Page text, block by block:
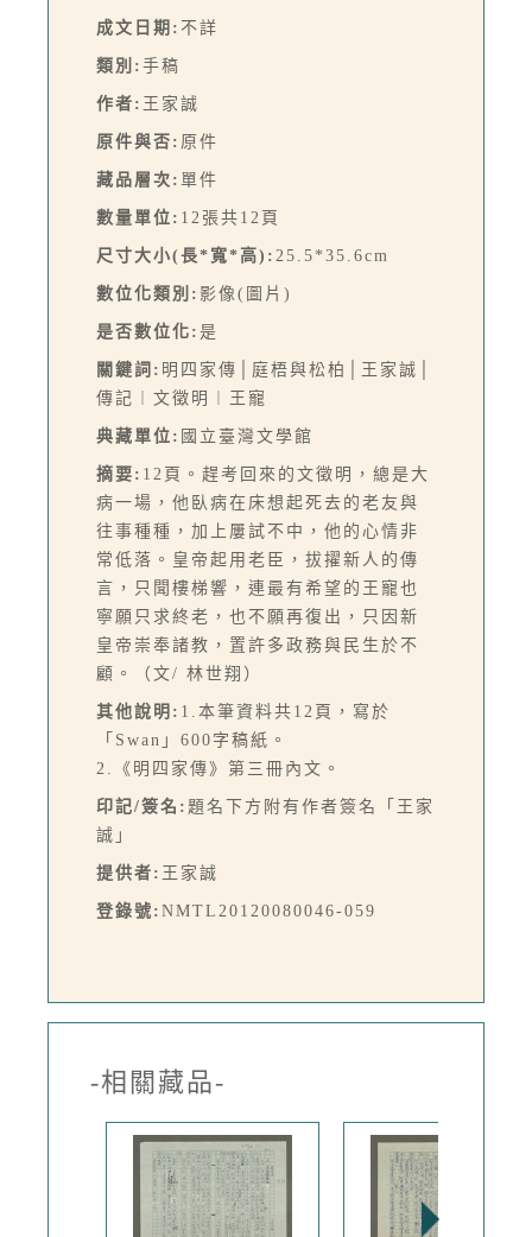
成文日期: 不詳
類別: 手稿
作者: 王家誠
原件與否: 原件
藏品層次: 單件
數量單位: 12張共12頁
尺寸大小(長*寬*高): 25.5*35.6cm
數位化類別: 影像(圖片)
是否數位化: 是
關鍵詞: 明四家傳│庭梧與松柏│王家誠│
傳記︱文徵明︱王寵
典藏單位: 國立臺灣文學館
摘要: 12頁。趕考回來的文徵明，總是大
病一場，他臥病在床想起死去的老友與
往事種種，加上屢試不中，他的心情非
常低落。皇帝起用老臣，拔擢新人的傳
言，只聞樓梯響，連最有希望的王寵也
寧願只求終老，也不願再復出，只因新
皇帝崇奉諸教，置許多政務與民生於不
顧。（文/ 林世翔）
其他說明: 1.本筆資料共12頁，寫於
「Swan」600字稿紙。
2.《明四家傳》第三冊內文。
印記/簽名: 題名下方附有作者簽名「王家
誠」
提供者: 王家誠
登錄號: NMTL20120080046-059
-相關藏品-